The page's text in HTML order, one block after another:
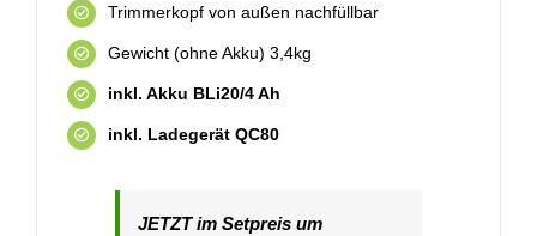
Trimmerkopf von außen nachfüllbar
Gewicht (ohne Akku) 3,4kg
inkl. Akku BLi20/4 Ah
inkl. Ladegerät QC80
JETZT im Setpreis um